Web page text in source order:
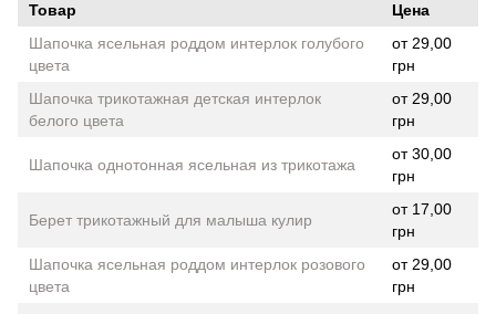
Товар
Цена
Шапочка ясельная роддом интерлок голубого
цвета
от 29,00
грн
Шапочка трикотажная детская интерлок
белого цвета
от 29,00
грн
Шапочка однотонная ясельная из трикотажа
от 30,00
грн
Берет трикотажный для малыша кулир
от 17,00
грн
Шапочка ясельная роддом интерлок розового
цвета
от 29,00
грн